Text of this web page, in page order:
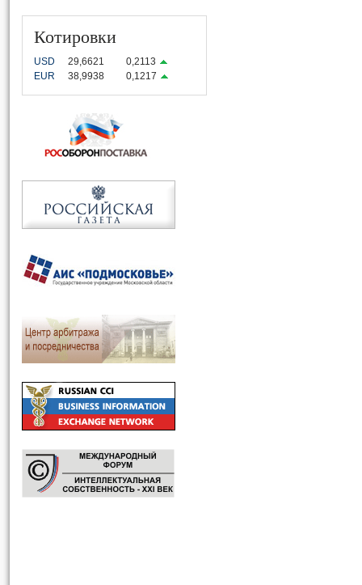
Котировки
USD 29,6621
0,2113
EUR
38,9938 0,1217